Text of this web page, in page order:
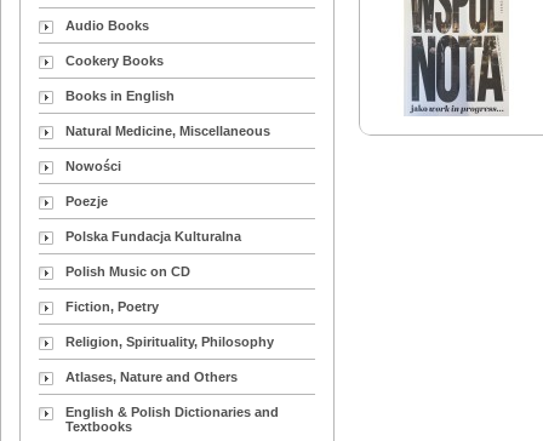
Audio Books
Cookery Books
Books in English
Natural Medicine, Miscellaneous
Nowości
Poezje
Polska Fundacja Kulturalna
Polish Music on CD
Fiction, Poetry
Religion, Spirituality, Philosophy
Atlases, Nature and Others
English & Polish Dictionaries and
Textbooks